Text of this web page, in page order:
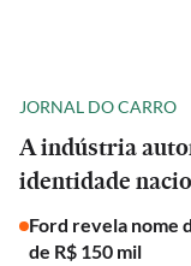
JORNAL DO CARRO
A indústria
identidade
Ford revela nome
de R$ 150 mil